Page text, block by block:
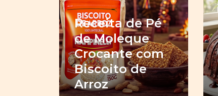
Receita de Pé
de Moleque
Crocante com
Biscoito de
Arroz